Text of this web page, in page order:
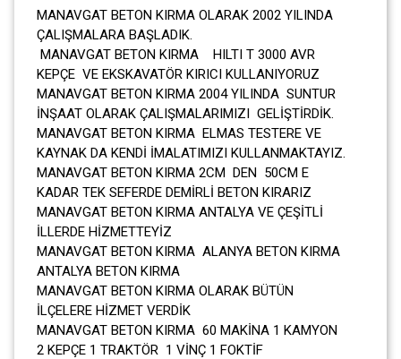
MANAVGAT BETON KIRMA OLARAK 2002 YILINDA
ÇALIŞMALARA BAŞLADIK.
MANAVGAT BETON KIRMA HILTI T 3000 AVR
KEPÇE VE EKSKAVATÖR KIRICI KULLANIYORUZ
MANAVGAT BETON KIRMA 2004 YILINDA SUNTUR
İNŞAAT OLARAK ÇALIŞMALARIMIZI GELİŞTİRDİK.
MANAVGAT BETON KIRMA ELMAS TESTERE VE
KAYNAK DA KENDİ İMALATIMIZI KULLANMAKTAYIZ.
MANAVGAT BETON KIRMA 2CM DEN 50CM E
KADAR TEK SEFERDE DEMİRLİ BETON KIRARIZ
MANAVGAT BETON KIRMA ANTALYA VE ÇEŞİTLİ
İLLERDE HİZMETTEYİZ
MANAVGAT BETON KIRMA ALANYA BETON KIRMA
ANTALYA BETON KIRMA
MANAVGAT BETON KIRMA OLARAK BÜTÜN
İLÇELERE HİZMET VERDİK
MANAVGAT BETON KIRMA 60 MAKİNA 1 KAMYON
2 KEPÇE 1 TRAKTÖR 1 VİNÇ 1 FOKTİF